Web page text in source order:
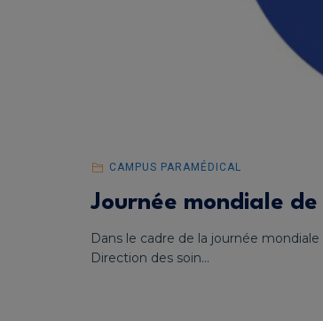
CAMPUS PARAMÉDICAL
Journée mondiale
Dans le cadre de la journée
Direction des soin...